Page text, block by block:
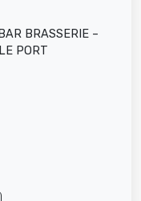
BRASSERIE –
PORT